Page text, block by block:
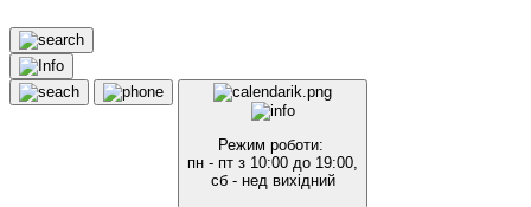
Режим роботи:
пн - пт з 10:00 до 19:00,
сб - нед вихідний